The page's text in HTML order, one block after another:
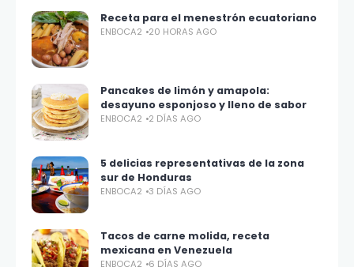
Receta para el menestrón ecuatoriano
ENBOCA2 20 HORAS AGO
Pancakes de limón y amapola:
desayuno esponjoso y lleno de sabor
ENBOCA2 2 DÍAS AGO
5 delicias representativas de la zona
sur de Honduras
ENBOCA2 3 DÍAS AGO
Tacos de carne molida, receta
mexicana en Venezuela
ENBOCA2 6 DÍAS AGO